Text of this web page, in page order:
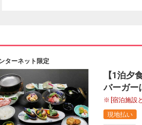
ターネット限定
【1泊夕
バーガー
[宿泊施設
現地払い